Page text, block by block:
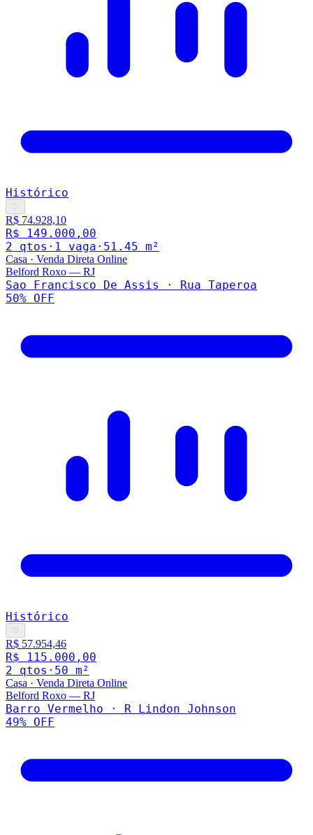
Histórico
♡
R$ 74.928,10
R$ 149.000,00
2 qtos · 1 vaga · 51.45 m²
Casa · Venda Direta Online
Belford Roxo — RJ
Sao Francisco De Assis · Rua Taperoa
50% OFF
Histórico
♡
R$ 57.954,46
R$ 115.000,00
2 qtos · 50 m²
Casa · Venda Direta Online
Belford Roxo — RJ
Barro Vermelho · R Lindon Johnson
49% OFF